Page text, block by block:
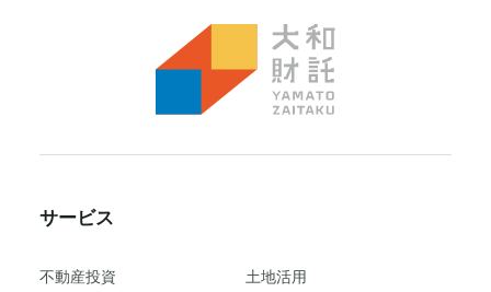
サービス
不動産投資
⼟地活⽤